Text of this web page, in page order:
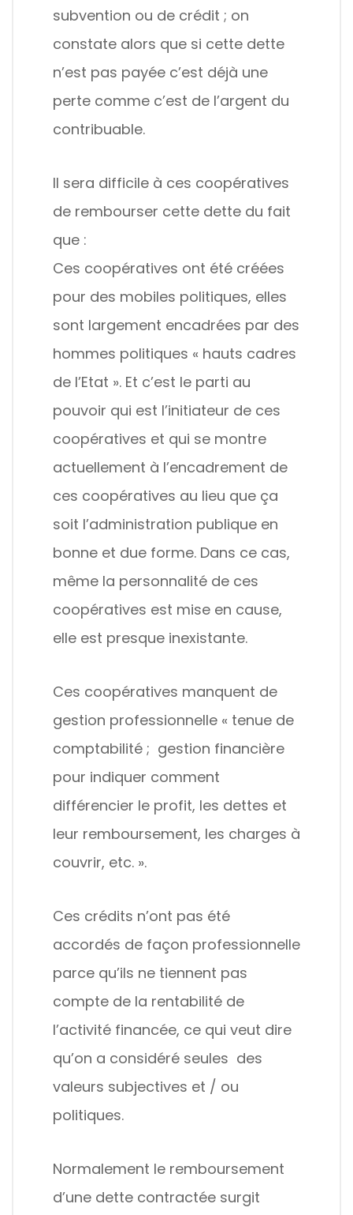
subvention ou de crédit ; on
constate alors que si cette dette
n’est pas payée c’est déjà une
perte comme c’est de l’argent du
contribuable.
Il sera difficile à ces coopératives
de rembourser cette dette du fait
que :
Ces coopératives ont été créées
pour des mobiles politiques, elles
sont largement encadrées par des
hommes politiques « hauts cadres
de l’Etat ». Et c’est le parti au
pouvoir qui est l’initiateur de ces
coopératives et qui se montre
actuellement à l’encadrement de
ces coopératives au lieu que ça
soit l’administration publique en
bonne et due forme. Dans ce cas,
même la personnalité de ces
coopératives est mise en cause,
elle est presque inexistante.
Ces coopératives manquent de
gestion professionnelle « tenue de
comptabilité ; gestion financière
pour indiquer comment
différencier le profit, les dettes et
leur remboursement, les charges à
couvrir, etc. ».
Ces crédits n’ont pas été
accordés de façon professionnelle
parce qu’ils ne tiennent pas
compte de la rentabilité de
l’activité financée, ce qui veut dire
qu’on a considéré seules des
valeurs subjectives et / ou
politiques.
Normalement le remboursement
d’une dette contractée surgit